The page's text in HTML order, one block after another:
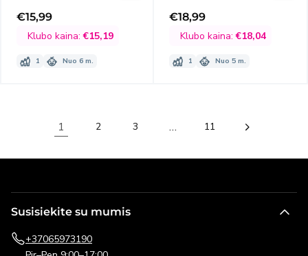
Išpardavimo
kaina
€15,99
Klubo kaina:€15,19
1 Nuo 6 m.
Išpardavimo
kaina
€18,99
Klubo kaina:€18,04
1 Nuo 5 m.
1 2 3 … 11
Susisiekite su mumis
+37065973190